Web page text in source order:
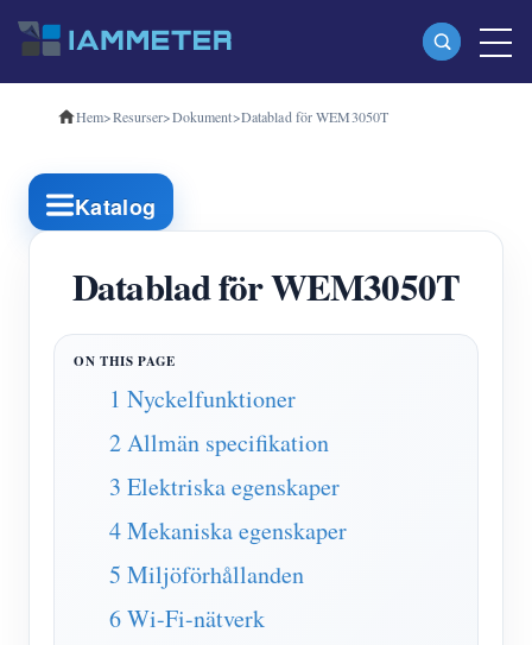
Produkter
Enfas Wi-Fi energimätare (WEM3080)
Trefas Wi-Fi energimätare (WEM3080T)
Trefas Wi-Fi energimätare (WEM3046T)
WiFi Power Controller
IAMMETER Cloud Pro
Självhotelltjänst
EV laddare
IAMMETER Simulator
Virtuell mätare
Energiprognos och simuleringssystem
Hem>Resurser>Dokument>Datablad för WEM3050T
Katalog
Datablad för WEM3050T
1 Nyckelfunktioner
2 Allmän specifikation
3 Elektriska egenskaper
4 Mekaniska egenskaper
5 Miljöförhållanden
6 Wi-Fi-nätverk